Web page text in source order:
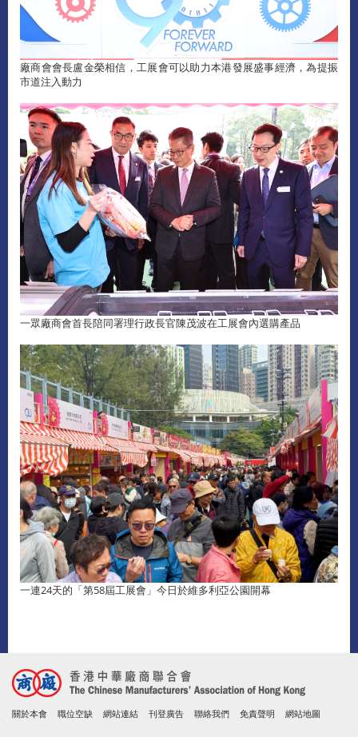
廠商會會長盧金榮相信，工展會可以助力本港發展盛事經濟，為提振
市道注入動力
一眾廠商會首長陪同署理行政長官陳茂波在工展會內選購產品
一連24天的「第58屆工展會」今日於維多利亞公園開幕
關於本會 職位空缺 網站連結 刊登廣告 聯絡我們 免責聲明 網站地圖